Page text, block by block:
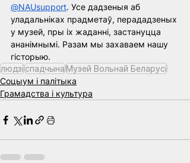
@NAUsupport. Усе дадзеныя аб
уладальніках прадметаў, перададзеных
у музей, пры іх жаданні, застануцца
ананімнымі. Разам мы захаваем нашу
гісторыю.
людзіспадчынаМузей Вольнай Беларусі
Соцыум і палітыка
Грамадства і культура